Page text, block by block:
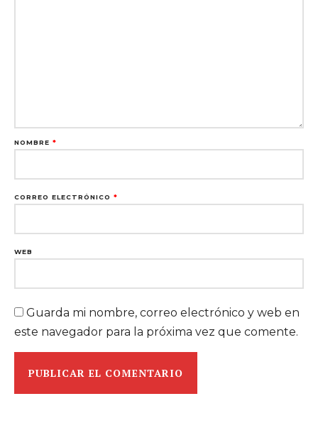
NOMBRE *
CORREO ELECTRÓNICO *
WEB
Guarda mi nombre, correo electrónico y web en
este navegador para la próxima vez que comente.